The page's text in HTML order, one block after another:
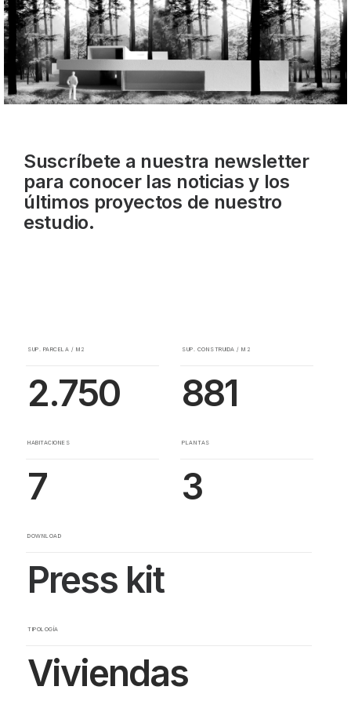
Suscríbete a nuestra newsletter
para conocer las noticias y los
últimos proyectos de nuestro
estudio.
SUP. PARCELA / M2
2.750
SUP. CONSTRUIDA / M2
881
HABITACIONES
7
PLANTAS
3
DOWNLOAD
Press kit
TIPOLOGÍA
Viviendas